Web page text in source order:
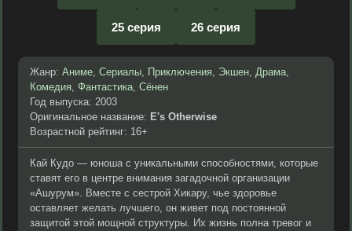
25 серия 26 серия
Жанр: Аниме, Сериалы, Приключения, Экшен, Драма,
Комедия, Фантастика, Сёнен
Год выпуска: 2003
Оригинальное название: E's Otherwise
Возрастной рейтинг: 16+
Кай Кудо — юноша с уникальными способностями, которые
ставят его в центре внимания загадочной организации
«Ашурум». Вместе с сестрой Хикару, чье здоровье
оставляет желать лучшего, он живет под постоянной
защитой этой мощной структуры. Их жизнь полна тревог и